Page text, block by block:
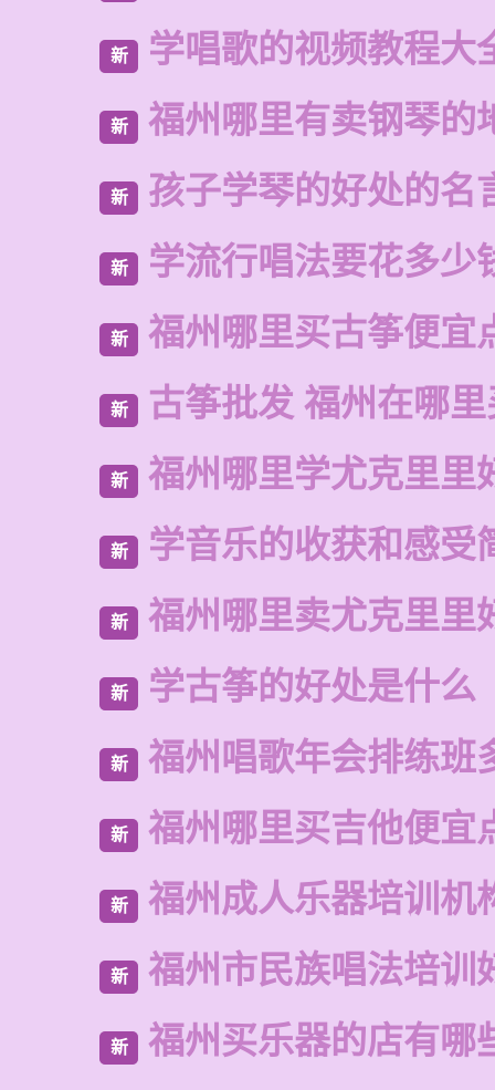
新 学唱歌的视频教程大
新 福州哪里有卖钢琴的
新 孩子学琴的好处的名
新 学流行唱法要花多少
新 福州哪里买古筝便宜
新 古筝批发 福州在哪
新 福州哪里学尤克里里
新 学音乐的收获和感受
新 福州哪里卖尤克里里
新 学古筝的好处是什么
新 福州唱歌年会排练班
新 福州哪里买吉他便宜
新 福州成人乐器培训机
新 福州市民族唱法培训
新 福州买乐器的店有哪